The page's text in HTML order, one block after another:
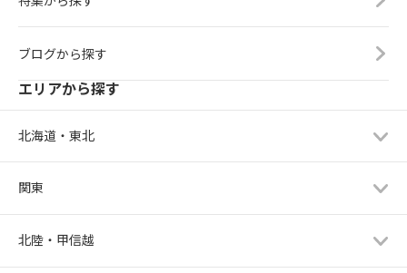
ブログから探す
エリアから探す
北海道・東北
関東
北陸・甲信越